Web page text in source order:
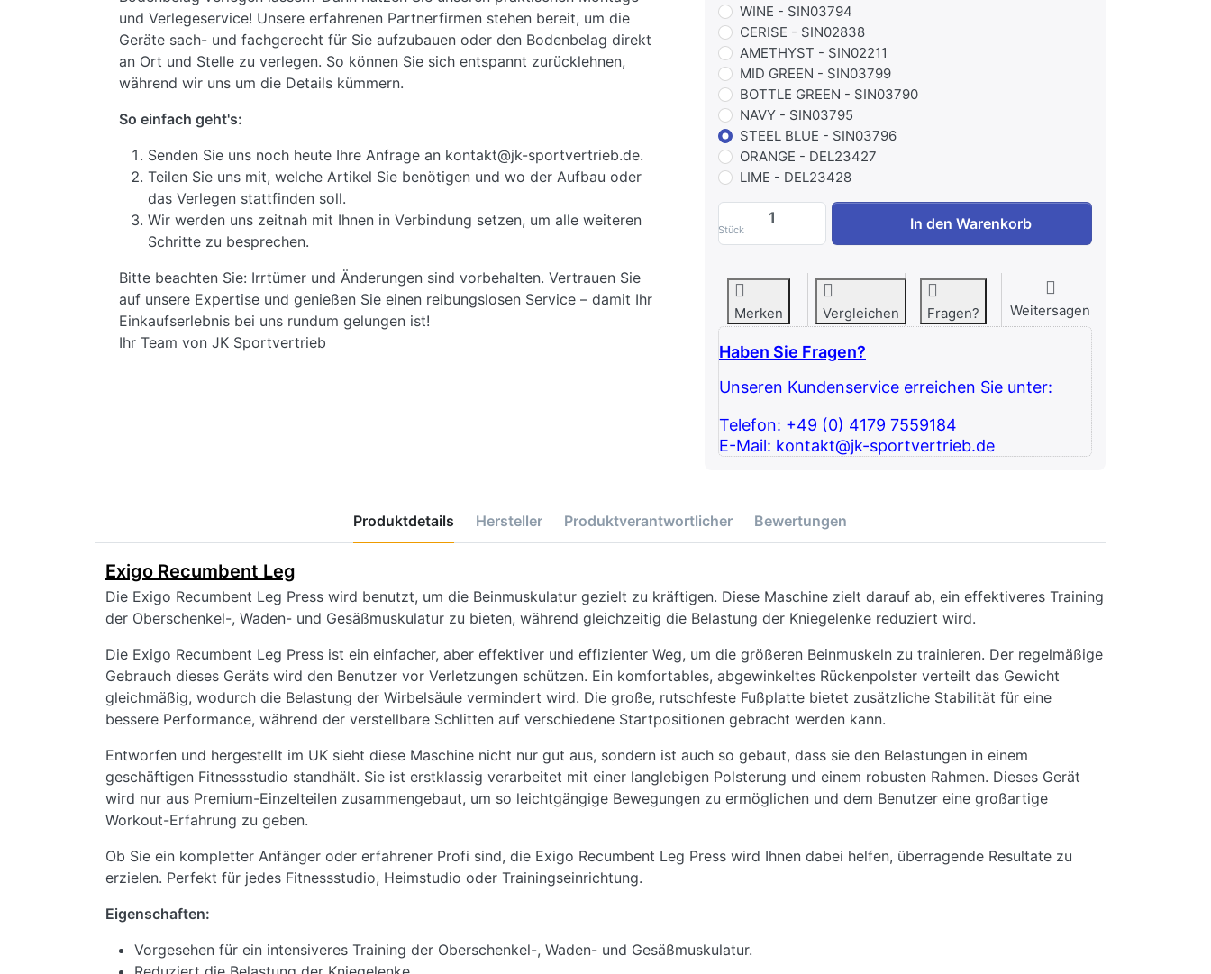
und Verlegeservice! Unsere erfahrenen Partnerfirmen stehen bereit, um die
Geräte sach- und fachgerecht für Sie aufzubauen oder den Bodenbelag direkt
an Ort und Stelle zu verlegen. So können Sie sich entspannt zurücklehnen,
während wir uns um die Details kümmern.
So einfach geht's:
Senden Sie uns noch heute Ihre Anfrage an kontakt@jk-sportvertrieb.de.
Teilen Sie uns mit, welche Artikel Sie benötigen und wo der Aufbau oder
das Verlegen stattfinden soll.
Wir werden uns zeitnah mit Ihnen in Verbindung setzen, um alle weiteren
Schritte zu besprechen.
Bitte beachten Sie: Irrtümer und Änderungen sind vorbehalten. Vertrauen Sie
auf unsere Expertise und genießen Sie einen reibungslosen Service – damit Ihr
Einkaufserlebnis bei uns rundum gelungen ist!
Ihr Team von JK Sportvertrieb
WINE - SIN03794
CERISE - SIN02838
AMETHYST - SIN02211
MID GREEN - SIN03799
BOTTLE GREEN - SIN03790
NAVY - SIN03795
STEEL BLUE - SIN03796
ORANGE - DEL23427
LIME - DEL23428
Stück
Exigo Recumbent Leg Press zu 3.780,67 €, Menge 1. Bitte
In den Warenkorb
Merken Vergleichen Fragen? Weitersagen
Haben Sie Fragen?
Unseren Kundenservice erreichen Sie unter:
Telefon: +49 (0) 4179 7559184
E-Mail: kontakt@jk-sportvertrieb.de
Produktdetails Hersteller Produktverantwortlicher Bewertungen
Exigo Recumbent Leg
Die Exigo Recumbent Leg Press wird benutzt, um die Beinmuskulatur gezielt zu kräftigen. Diese Maschine zielt darauf ab, ein effektiveres Training
der Oberschenkel-, Waden- und Gesäßmuskulatur zu bieten, während gleichzeitig die Belastung der Kniegelenke reduziert wird.
Die Exigo Recumbent Leg Press ist ein einfacher, aber effektiver und effizienter Weg, um die größeren Beinmuskeln zu trainieren. Der regelmäßige
Gebrauch dieses Geräts wird den Benutzer vor Verletzungen schützen. Ein komfortables, abgewinkeltes Rückenpolster verteilt das Gewicht
gleichmäßig, wodurch die Belastung der Wirbelsäule vermindert wird. Die große, rutschfeste Fußplatte bietet zusätzliche Stabilität für eine
bessere Performance, während der verstellbare Schlitten auf verschiedene Startpositionen gebracht werden kann.
Entworfen und hergestellt im UK sieht diese Maschine nicht nur gut aus, sondern ist auch so gebaut, dass sie den Belastungen in einem
geschäftigen Fitnessstudio standhält. Sie ist erstklassig verarbeitet mit einer langlebigen Polsterung und einem robusten Rahmen. Dieses Gerät
wird nur aus Premium-Einzelteilen zusammengebaut, um so leichtgängige Bewegungen zu ermöglichen und dem Benutzer eine großartige
Workout-Erfahrung zu geben.
Ob Sie ein kompletter Anfänger oder erfahrener Profi sind, die Exigo Recumbent Leg Press wird Ihnen dabei helfen, überragende Resultate zu
erzielen. Perfekt für jedes Fitnessstudio, Heimstudio oder Trainingseinrichtung.
Eigenschaften:
Vorgesehen für ein intensiveres Training der Oberschenkel-, Waden- und Gesäßmuskulatur.